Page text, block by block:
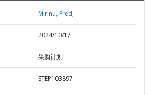
Mirinu, Fred;
2024/10/17
采购计划
STEP103897